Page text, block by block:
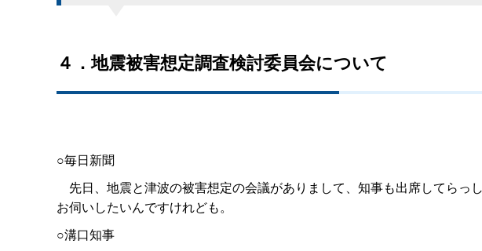
４．地震被害想定調査検討委員会について
○毎日新聞
先日、地震と津波の被害想定の会議がありまして、知事も出席してらっ
お伺いしたいんですけれども。
○溝口知事